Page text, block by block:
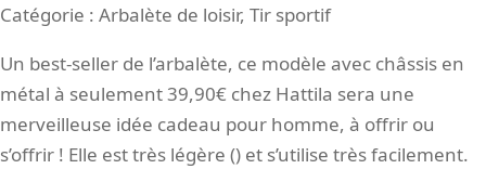
Catégorie : Arbalète de loisir, Tir sportif
Un best-seller de l’arbalète, ce modèle avec châssis en
métal à seulement 39,90€ chez Hattila sera une
merveilleuse idée cadeau pour homme, à offrir ou
s’offrir ! Elle est très légère () et s’utilise très facilement.